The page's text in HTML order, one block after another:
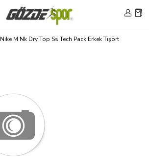
Nike M Nk Dry Top Ss Tech Pack Erkek Tişört